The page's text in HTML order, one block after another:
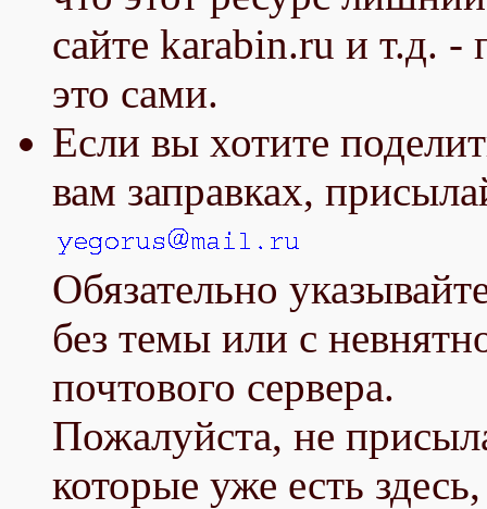
сайте karabin.ru и т.д.
это сами.
Если вы хотите
вам заправках,
Обязательно
без темы или с
почтового сервера.
Пожалуйста, не
которые уже есть